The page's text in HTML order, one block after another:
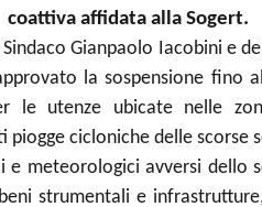
coattiva affidata alla Sogert.
Gianpaolo Iacobini e
la sospensione fino
le utenze ubicate nelle
piogge cicloniche delle scorse
e meteorologici avversi dello
strumentali e